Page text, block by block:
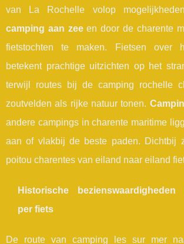
van La Rochelle volop
camping aan zeeen door de charente
fietstochten te maken. Fietsen over
betekent prachtige uitzichten op het
terwijl routes bij de camping rochelle
zoutvelden als rijke natuur tonen.
andere campings in charente maritime
aan of vlakbij de beste paden. Dichtbij
poitou charentes van eiland naar eiland
Historische bezienswaardigheden
per fiets
De route van camping les sur mer